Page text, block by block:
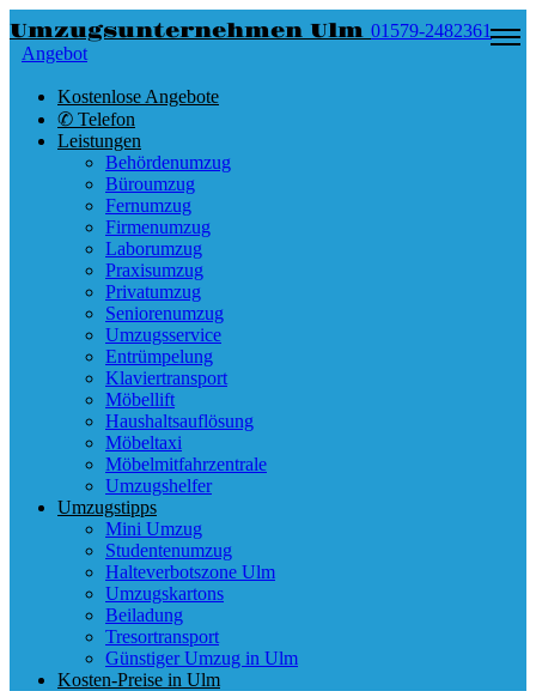
Umzugsunternehmen Ulm 01579-2482361
Angebot
Kostenlose Angebote
✆ Telefon
Leistungen
Behördenumzug
Büroumzug
Fernumzug
Firmenumzug
Laborumzug
Praxisumzug
Privatumzug
Seniorenumzug
Umzugsservice
Entrümpelung
Klaviertransport
Möbellift
Haushaltsauflösung
Möbeltaxi
Möbelmitfahrzentrale
Umzugshelfer
Umzugstipps
Mini Umzug
Studentenumzug
Halteverbotszone Ulm
Umzugskartons
Beiladung
Tresortransport
Günstiger Umzug in Ulm
Kosten-Preise in Ulm